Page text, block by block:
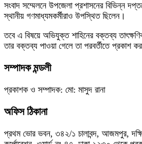
সংবাদ সম্মেলনে উপজেলা প্রশাসনের বিভিন্ন
স্থানীয় গণমাধ্যমকর্মীরাও উপস্থিত ছিলেন।
তবে এ বিষয়ে অভিযুক্ত শাহিনের বক্তব্য
তার বক্তব্য পাওয়া গেলে তা পরবর্তীতে প্রকাশ
সম্পাদক মন্ডলী
প্রকাশক ও সম্পাদক: মো: মাসুদ রানা
অফিস ঠিকানা
প্রথম ভোর ভবন, ৩৪২/১ চালাবন্দ, আজমপুর,